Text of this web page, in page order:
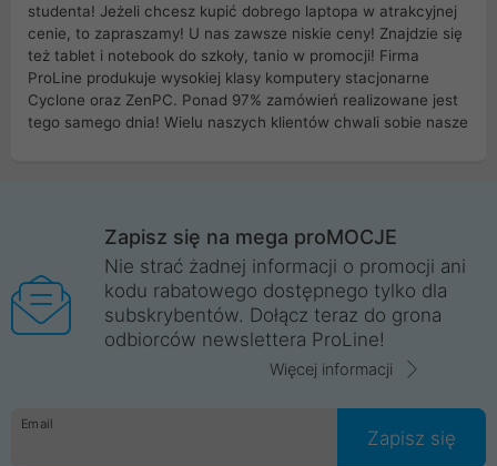
studenta! Jeżeli chcesz kupić dobrego laptopa w atrakcyjnej
cenie, to zapraszamy! U nas zawsze niskie ceny! Znajdzie się
też tablet i notebook do szkoły, tanio w promocji! Firma
ProLine produkuje wysokiej klasy komputery stacjonarne
Cyclone oraz ZenPC. Ponad 97% zamówień realizowane jest
tego samego dnia! Wielu naszych klientów chwali sobie nasze
Wrocław, Poznań, Legnica, Katowice, Gliwice, Kalisz, Bytom,
Trzebnica, Opole. Szybka i profesjonalna obsługa!
ProLine to polska firma ze 100% polskim kapitałem. Działamy
legalnie i płacimy podatki w naszym kraju! Posiadamy siedzibę
główną w Mirkowie oraz salony na terenie kraju. Cała
komunikacja ze sklepem komputerowym ProLine jest
danych osobowych. Dlatego zakup notebooka albo laptopa w
ProLine to czysta przyjemność i pełne bezpieczeństwo.
Zaopatrzysz się u nas w akcesoria i części komputerowe
Zapisz się na mega proMOCJE
Nie strać żadnej informacji o promocji ani
kodu rabatowego dostępnego tylko dla
subskrybentów. Dołącz teraz do grona
odbiorców newslettera ProLine!
Więcej informacji
Email
Zapisz się